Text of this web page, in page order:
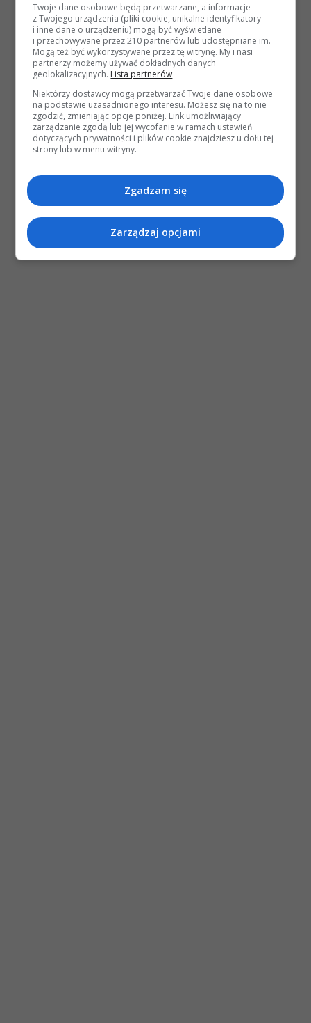
Twoje dane osobowe będą przetwarzane, a informacje
z Twojego urządzenia (pliki cookie, unikalne identyfikatory
i inne dane o urządzeniu) mogą być wyświetlane
i przechowywane przez 210 partnerów lub udostępniane im.
Mogą też być wykorzystywane przez tę witrynę. My i nasi
partnerzy możemy używać dokładnych danych
geolokalizacyjnych. Lista partnerów
Niektórzy dostawcy mogą przetwarzać Twoje dane osobowe
na podstawie uzasadnionego interesu. Możesz się na to nie
zgodzić, zmieniając opcje poniżej. Link umożliwiający
zarządzanie zgodą lub jej wycofanie w ramach ustawień
dotyczących prywatności i plików cookie znajdziesz u dołu tej
strony lub w menu witryny.
Zgadzam się
Zarządzaj opcjami